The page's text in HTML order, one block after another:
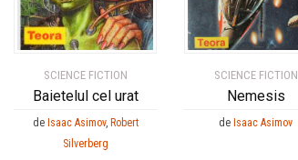
SCIENCE FICTION
Baietelul cel urat
de Isaac Asimov, Robert
Silverberg
SCIENCE FICTION
Nemesis
deIsaac Asimov